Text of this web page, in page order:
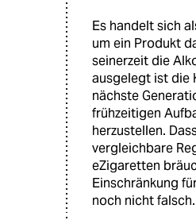
Es handelt sich
um ein Produkt
seinerzeit die
ausgelegt ist die
nächste
frühzeitigen
herzustellen.
vergleichbare
eZigaretten
Einschränkung
noch nicht falsch.